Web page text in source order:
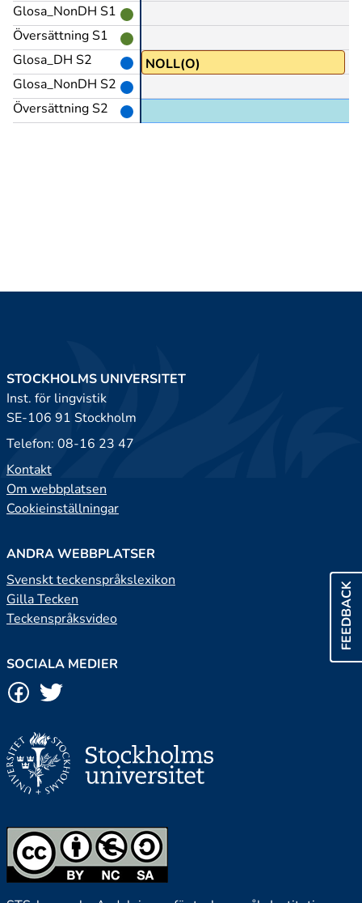
Glosa_NonDH S1
Översättning S1
Glosa_DH S2
Glosa_NonDH S2
Översättning S2
NOLL(O)
FEEDBACK
STOCKHOLMS UNIVERSITET
Inst. för lingvistik
SE-106 91 Stockholm
Telefon: 08-16 23 47
Kontakt
Om webbplatsen
Cookieinställningar
ANDRA WEBBPLATSER
Svenskt teckenspråkslexikon
Gilla Tecken
Teckenspråksvideo
SOCIALA MEDIER